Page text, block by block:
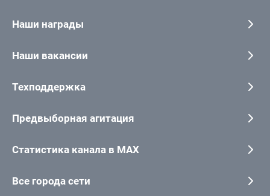
Наши награды
Наши вакансии
Техподдержка
Предвыборная агитация
Статистика канала в MAX
Все города сети